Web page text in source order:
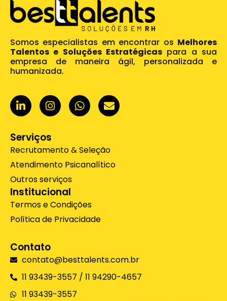
Somos especialistas em encontrar os Melhores
Talentos e Soluções Estratégicas para a sua
empresa de maneira ágil, personalizada e
humanizada.
L
i
n
e
d
n
-
i
n
I
n
s
a
g
a
m
W
h
a
a
p
E
n
v
o
e
Serviços
Recrutamento & Seleção
Atendimento Psicanalítico
Outros serviços
Institucional
Termos e Condições
Política de Privacidade
Contato
contato@besttalents.com.br
11 93439-3557 / 11 94290-4657
11 93439-3557